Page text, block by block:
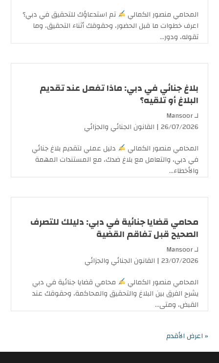
المحامي منصور الكمالي
تم استدعاؤك للتحقيق في دبي؟
اعرف خطوات ما قبل الحضور، وحقوقك أثناء التحقيق، وما
تقوله، ودور...
بلاغ جنائي في دبي: ماذا تفعل عند تقديم
البلاغ أو تلقيه؟
لـMansoor
26/07/2026 | القانون الجنائي والجزائي
المحامي منصور الكمالي
دليل عملي لتقديم بلاغ جنائي
في دبي، والتعامل مع بلاغ ضدك، مع المستندات المهمة
والأخطاء...
محامي قضايا جنائية في دبي: دليلك للتصرف
الصحيح قبل تفاقم القضية
لـMansoor
23/07/2026 | القانون الجنائي والجزائي
المحامي منصور الكمالي
محامي قضايا جنائية في دبي
يشرح الفرق بين البلاغ والتحقيق والمحاكمة، وحقوقك عند
القبض، ومتى...
« اعرض الأقدم